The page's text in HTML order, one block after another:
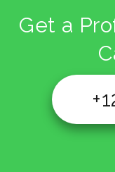
Get a